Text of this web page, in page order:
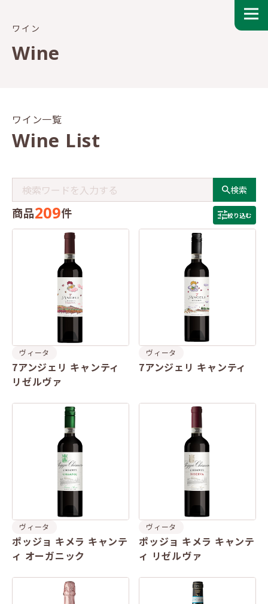
ワイン
Wine
ワイン一覧
Wine List
検索
商品209件 絞り込む
ヴィータ
7アンジェリ キャンティ
リゼルヴァ
ヴィータ
7アンジェリ キャンティ
ヴィータ
ポッジョ キメラ キャンテ
ィ オーガニック
ヴィータ
ポッジョ キメラ キャンテ
ィ リゼルヴァ